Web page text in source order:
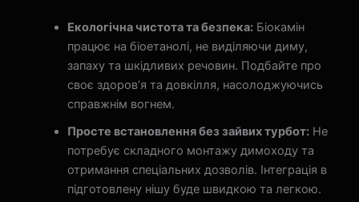
Екологічна чистота та безпека:Біокамін
працює на біоетанолі, не виділяючи диму,
запаху та шкідливих речовин. Подбайте про
своє здоров’я та довкілля, насолоджуючись
справжнім вогнем.
Просте встановлення без зайвих турбот:Не
потребує складного монтажу димоходу та
отримання спеціальних дозволів. Інтеграція в
підготовлену нішу буде швидкою та легкою.